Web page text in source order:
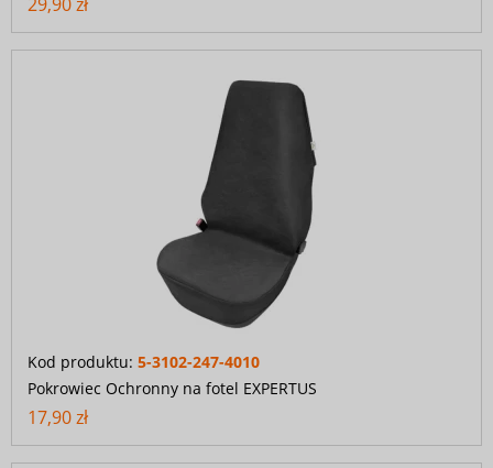
Kod produktu: 5-3102-247-4010
Pokrowiec Ochronny na fotel EXPERTUS
17,90 zł